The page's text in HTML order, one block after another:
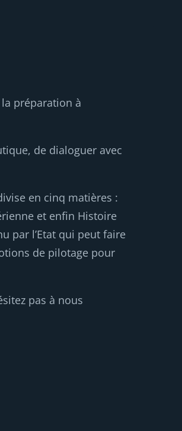
préparation à
de dialoguer avec
en cinq matières :
et enfin Histoire
par l’Etat qui peut faire
de pilotage pour
pas à nous